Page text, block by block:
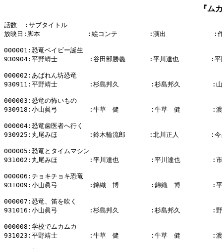
『ム
話数  :サブタイトル
放映日:脚本            :絵コンテ        :演出            :作
000001:恐竜ベイビー誕生
930904:平野靖士        :谷田部勝義      :平川達也        :平
000002:あばれん坊恐竜
930911:平野靖士        :杉島邦久        :杉島邦久        :山
000003:恐竜の怖いもの
930918:小山眞弓        :牛草　健        :牛草　健        :渡
000004:恐竜歯医者へ行く
930925:丸尾みほ        :鈴木輪流郎      :北川正人        :今
000005:恐竜とタイムマシン
931002:丸尾みほ        :平川達也        :平川達也        :市
000006:チョキチョキ恐竜
931009:小山眞弓        :錦織　博        :錦織　博        :平
000007:恐竜、笛を吹く
931016:小山眞弓        :杉島邦久        :杉島邦久        :野
000008:学校でムカムカ
931023:平野靖士        :牛草　健        :牛草　健        :渡